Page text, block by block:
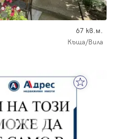
67 кв.м.
Къща/Вила